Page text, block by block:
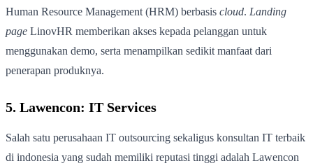
Human Resource Management (HRM) berbasis cloud. Landing
page LinovHR memberikan akses kepada pelanggan untuk
menggunakan demo, serta menampilkan sedikit manfaat dari
penerapan produknya.
5. Lawencon: IT Services
Salah satu perusahaan IT outsourcing sekaligus konsultan IT terbaik
di indonesia yang sudah memiliki reputasi tinggi adalah Lawencon